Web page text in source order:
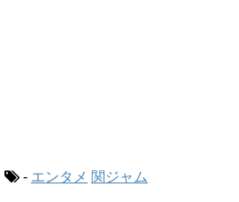
- エンタメ 関ジャム